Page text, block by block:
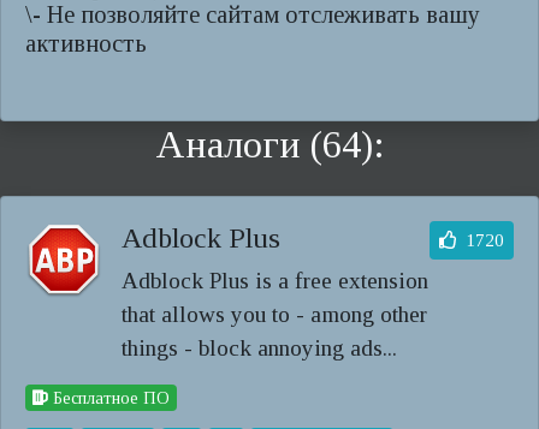
\- Не позволяйте сайтам отслеживать вашу
активность
Аналоги (64):
Adblock Plus
Adblock Plus is a free extension
that allows you to - among other
things - block annoying ads...
1720
Бесплатное ПО